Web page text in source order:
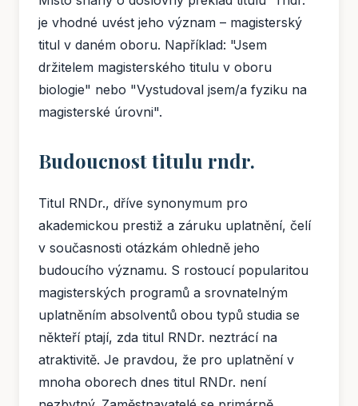
je vhodné uvést jeho význam – magisterský
titul v daném oboru. Například: "Jsem
držitelem magisterského titulu v oboru
biologie" nebo "Vystudoval jsem/a fyziku na
magisterské úrovni".
Budoucnost titulu rndr.
Titul RNDr., dříve synonymum pro
akademickou prestiž a záruku uplatnění, čelí
v současnosti otázkám ohledně jeho
budoucího významu. S rostoucí popularitou
magisterských programů a srovnatelným
uplatněním absolventů obou typů studia se
někteří ptají, zda titul RNDr. neztrácí na
atraktivitě. Je pravdou, že pro uplatnění v
mnoha oborech dnes titul RNDr. není